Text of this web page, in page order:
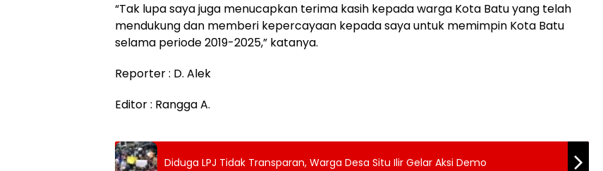
“Tak lupa saya juga menucapkan terima kasih kepada warga Kota Batu yang telah
mendukung dan memberi kepercayaan kepada saya untuk memimpin Kota Batu
selama periode 2019-2025,” katanya.
Reporter : D. Alek
Editor : Rangga A.
Diduga LPJ Tidak Transparan, Warga Desa Situ Ilir Gelar Aksi Demo